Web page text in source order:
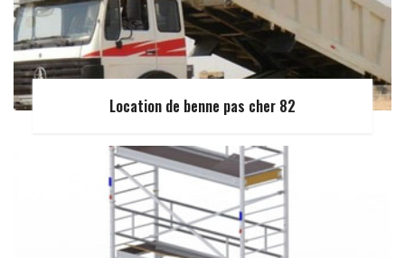
Location de benne pas cher 82